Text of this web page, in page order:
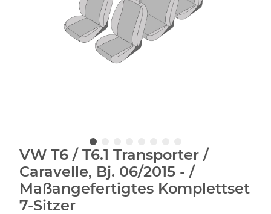
VW T6 / T6.1 Transporter /
Caravelle, Bj. 06/2015 - /
Maßangefertigtes Komplettset
7-Sitzer